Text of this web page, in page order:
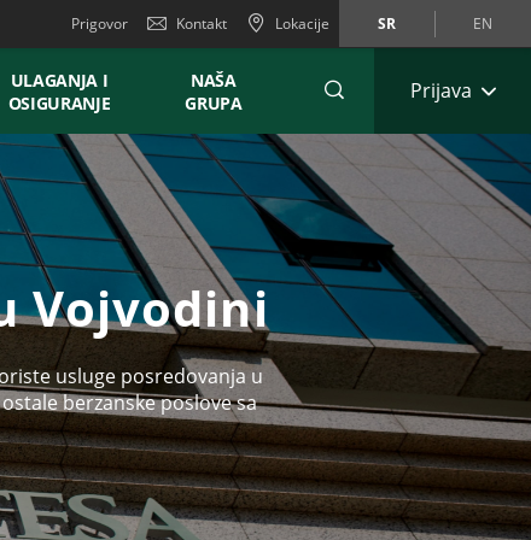
Prigovor Kontakt Lokacije SR EN
ULAGANJA I
OSIGURANJE
NAŠA
GRUPA
Prijava
Vojvodini
usluge posredovanja u
berzanske poslove sa